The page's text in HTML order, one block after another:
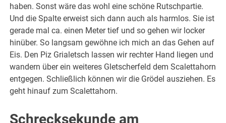
haben. Sonst wäre das wohl eine schöne Rutschpartie.
Und die Spalte erweist sich dann auch als harmlos. Sie ist
gerade mal ca. einen Meter tief und so gehen wir locker
hinüber. So langsam gewöhne ich mich an das Gehen auf
Eis. Den Piz Grialetsch lassen wir rechter Hand liegen und
wandern über ein weiteres Gletscherfeld dem Scalettahorn
entgegen. Schließlich können wir die Grödel ausziehen. Es
geht hinauf zum Scalettahorn.
Schrecksekunde am